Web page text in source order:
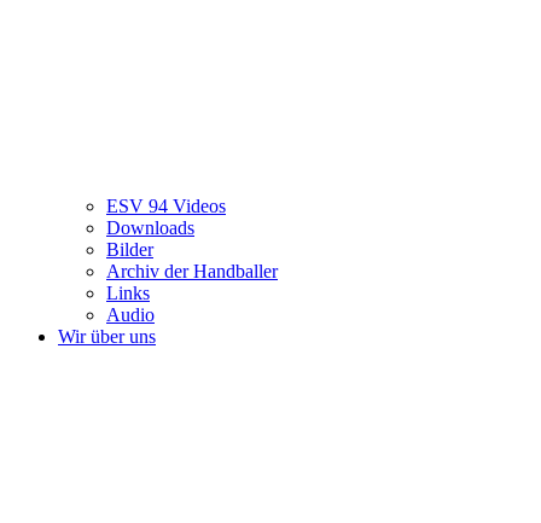
ESV 94 Videos
Downloads
Bilder
Archiv der Handballer
Links
Audio
Wir über uns